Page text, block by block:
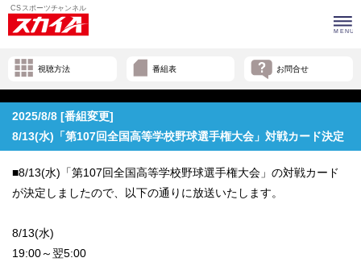
視聴方法 番組表 お問合せ
2025/8/8 [番組変更]
8/13(水)「第107回全国高等学校野球選手権大会」対戦カード決定
■8/13(水)「第107回全国高等学校野球選手権大会」の対戦カード
が決定しましたので、以下の通りに放送いたします。
8/13(水)
19:00～翌5:00